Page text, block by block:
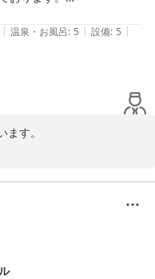
かと。
| 温泉・お風呂: 5 | 設備: 5 |
す。
きる限りの対応をさせて
承下さいませ。